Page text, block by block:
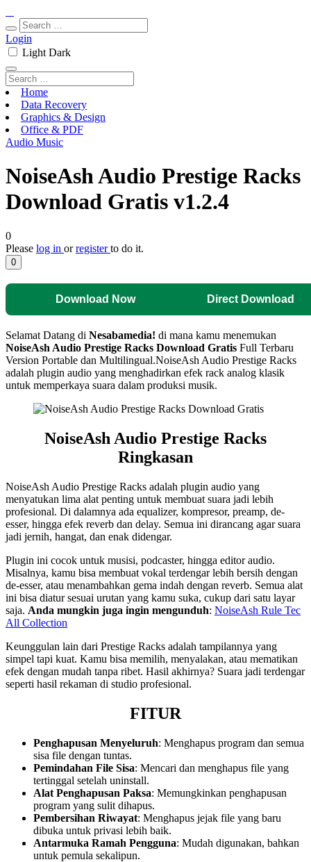
Login
Light Dark
Home
Data Recovery
Graphics & Design
Office & PDF
Audio Music
NoiseAsh Audio Prestige Racks
Download Gratis v1.2.4
0
Please log in orregisterto do it.
0
Download Now Direct Download
Selamat Datang di Nesabamedia! di mana kamu menemukan
NoiseAsh Audio Prestige Racks Download Gratis Full Terbaru
Version Portable dan Multilingual.NoiseAsh Audio Prestige Racks
adalah plugin audio yang menghadirkan efek rack analog klasik
untuk memperkaya suara dalam produksi musik.
NoiseAsh Audio Prestige Racks
Ringkasan
NoiseAsh Audio Prestige Racks adalah plugin audio yang
menyatukan lima alat penting untuk membuat suara jadi lebih
profesional. Di dalamnya ada equalizer, kompresor, preamp, de-
esser, hingga efek reverb dan delay. Semua ini dirancang agar suara
jadi jernih, hangat, dan enak didengar.
Plugin ini cocok untuk musisi, podcaster, hingga editor audio.
Misalnya, kamu bisa membuat vokal terdengar lebih bersih dengan
de-esser, atau menambahkan gema indah dengan reverb. Semua alat
ini bisa diatur sesuai urutan yang kamu suka, cukup dari satu layar
saja. Anda mungkin juga ingin mengunduh: NoiseAsh Rule Tec
All Collection
Keunggulan lain dari Prestige Racks adalah tampilannya yang
simpel tapi kuat. Kamu bisa memilih, menyalakan, atau mematikan
efek dengan mudah tanpa ribet. Hasil akhirnya? Suara jadi terdengar
seperti hasil rekaman di studio profesional.
FITUR
Penghapusan Menyeluruh: Menghapus program dan semua
sisa file dengan tuntas.
Pemindahan File Sisa: Mencari dan menghapus file yang
tertinggal setelah uninstall.
Alat Penghapusan Paksa: Memungkinkan penghapusan
program yang sulit dihapus.
Pembersihan Riwayat: Menghapus jejak file yang baru
dibuka untuk privasi lebih baik.
Antarmuka Ramah Pengguna: Mudah digunakan, bahkan
untuk pemula sekalipun.